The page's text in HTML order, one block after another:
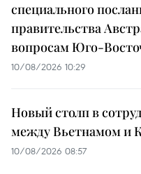
специального
правительства
вопросам Юго-
10/08/2026 10:29
Новый столп в
между Вьетнамом и
10/08/2026 08:57